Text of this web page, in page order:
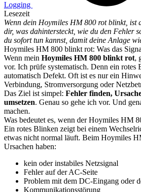
Logging
Lesezeit
Wenn dein Hoymiles HM 800 rot blinkt, ist
dir, was dahintersteckt, wie du den Fehler
du sofort tun kannst, damit deine Anlage
Hoymiles HM 800 blinkt rot: Was das
Wenn mein Hoymiles HM 800 blinkt rot,
vor. Ich prüfe systematisch. Denn ein rotes
automatisch Defekt. Oft ist es nur ein
Verbindung, Stromversorgung oder
Das Ziel ist simpel: Fehler finden,
umsetzen. Genau so gehe ich vor. Und
machen.
Was bedeutet es, wenn der Hoymiles HM
Ein rotes Blinken zeigt bei einem
etwas nicht normal läuft. Beim Hoymiles
Ursachen haben:
kein oder instabiles Netzsignal
Fehler auf der AC-Seite
Problem mit dem DC-Eingang oder
Kommunikationsstörung